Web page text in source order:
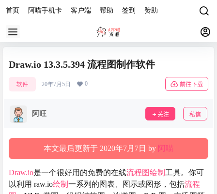
首页 阿喵手机卡 客户端 帮助 签到 赞助
Draw.io 13.3.5.394 流程图制作软件
软件 20年7月5日 0 前往下载
阿旺 关注 私信
本文最后更新于 2020年7月7日 by 阿喵
Draw.io是一个很好用的免费的在线流程图绘制 工具。你可
以利用 raw.io绘制 一系列的图表、图示或图形，包括流程